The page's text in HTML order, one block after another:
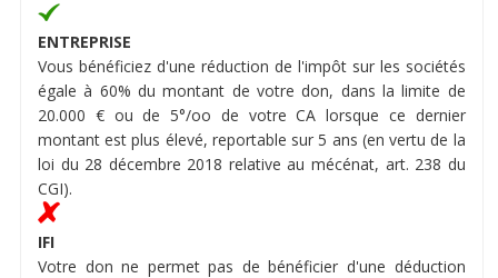
ENTREPRISE
Vous bénéficiez d'une réduction de l'impôt sur les sociétés
égale à 60% du montant de votre don, dans la limite de
20.000 € ou de 5°/oo de votre CA lorsque ce dernier
montant est plus élevé, reportable sur 5 ans (en vertu de la
loi du 28 décembre 2018 relative au mécénat, art. 238 du
CGI).
IFI
Votre don ne permet pas de bénéficier d'une déduction